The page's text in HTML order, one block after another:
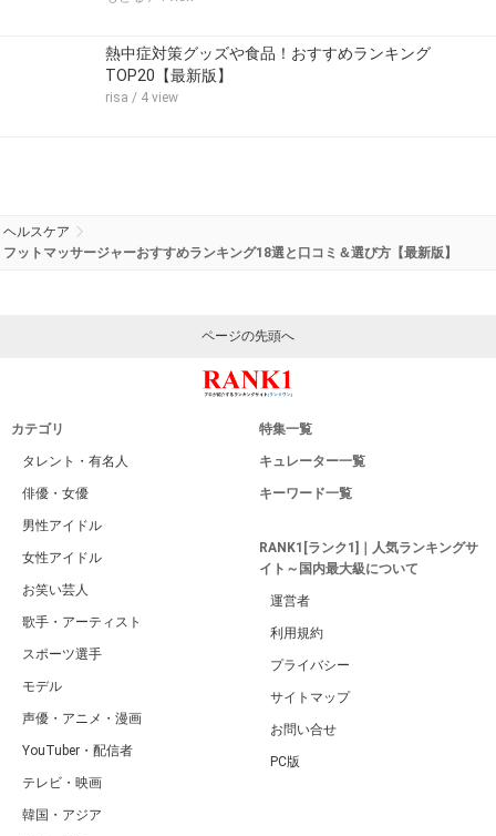
熱中症対策グッズや食品！おすすめランキング
TOP20【最新版】
risa / 4 view
ヘルスケア
フットマッサージャーおすすめランキング18選と口コミ＆選び方【最新版】
ページの先頭へ
カテゴリ
タレント・有名人
俳優・女優
男性アイドル
女性アイドル
お笑い芸人
歌手・アーティスト
スポーツ選手
モデル
声優・アニメ・漫画
YouTuber・配信者
テレビ・映画
韓国・アジア
特集一覧
キュレーター一覧
キーワード一覧
RANK1[ランク1]｜人気ランキングサ
イト～国内最大級について
運営者
利用規約
プライバシー
サイトマップ
お問い合せ
PC版